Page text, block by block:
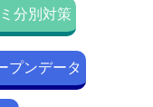
分別対策
プンデータ